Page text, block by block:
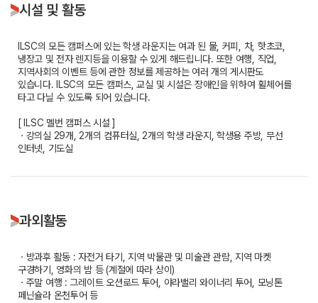
시설 및 활동
ILSC의 모든 캠퍼스에 있는 학생 라운지는 여과 된 물, 커피, 차, 핫초코,
냉장고 및 전자 렌지등을 이용할 수 있게 해드립니다. 또한 여행, 직업,
지역사회의 이벤트 등에 관한 정보를 제공하는 여러 개의 게시판도
있습니다. ILSC의 모든 캠퍼스, 교실 및 시설은 장애인을 위하여 휠체어를
타고 다닐 수 있도록 되어 있습니다.
[ ILSC 멜번 캠퍼스 시설 ]
ㆍ강의실 29개, 2개의 컴퓨터실, 2개의 학생 라운지, 학생용 주방, 무선
인터넷, 기도실
과외활동
ㆍ방과후 활동 : 자전거 타기, 지역 박물관 및 미술관 관람, 지역 마켓
구경하기, 영화의 밤 등 (계절에 따라 상이)
ㆍ주말 여행 : 그레이트 오션로드 투어, 야라밸리 와이너리 투어, 모닝톤
페닌슐라 온천투어 등